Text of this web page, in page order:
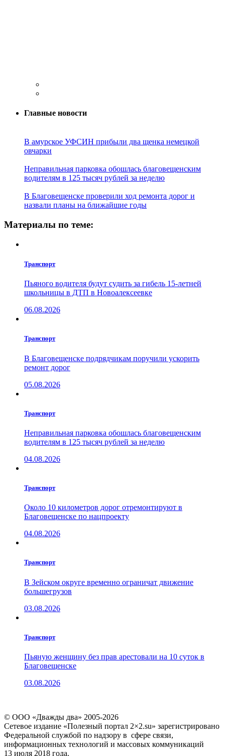
Главные новости
В амурское УФСИН прибыли два щенка немецкой
овчарки
Неправильная парковка обошлась благовещенским
водителям в 125 тысяч рублей за неделю
В Благовещенске проверили ход ремонта дорог и
назвали планы на ближайшие годы
Материалы по теме:
Транспорт
Пьяного водителя будут судить за гибель 15-летней
школьницы в ДТП в Новоалексеевке
06.08.2026
Транспорт
В Благовещенске подрядчикам поручили ускорить
ремонт дорог
05.08.2026
Транспорт
Неправильная парковка обошлась благовещенским
водителям в 125 тысяч рублей за неделю
04.08.2026
Транспорт
Около 10 километров дорог отремонтируют в
Благовещенске по нацпроекту
04.08.2026
Транспорт
В Зейском округе временно ограничат движение
большегрузов
03.08.2026
Транспорт
Пьяную женщину без прав арестовали на 10 суток в
Благовещенске
03.08.2026
© ООО «Дважды два» 2005-2026
Сетевое издание «Полезный портал 2×2.su» зарегистрировано
Федеральной службой по надзору в сфере связи,
информационных технологий и массовых коммуникаций
13 июля 2018 года.